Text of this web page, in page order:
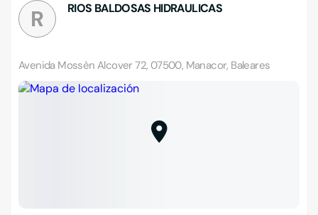
R RIOS BALDOSAS HIDRAULICAS
Avenida Mossèn Alcover 72, 07500, Manacor, Baleares